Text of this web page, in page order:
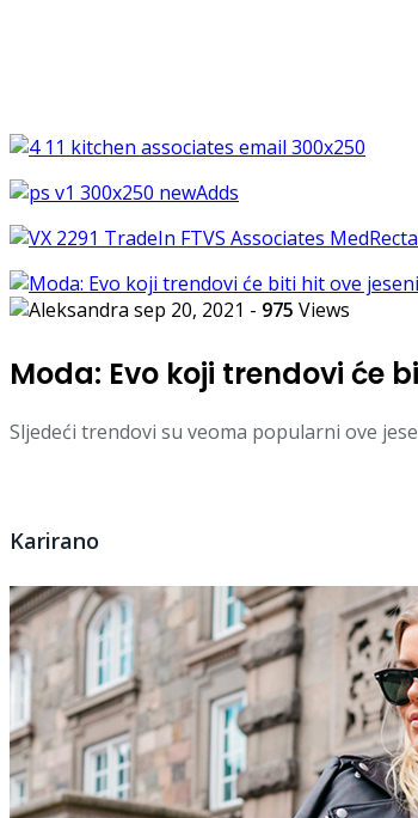
sep 20, 2021 - 975 Views
Moda: Evo koji trendovi će
Sljedeći trendovi su veoma popularni ove
Karirano